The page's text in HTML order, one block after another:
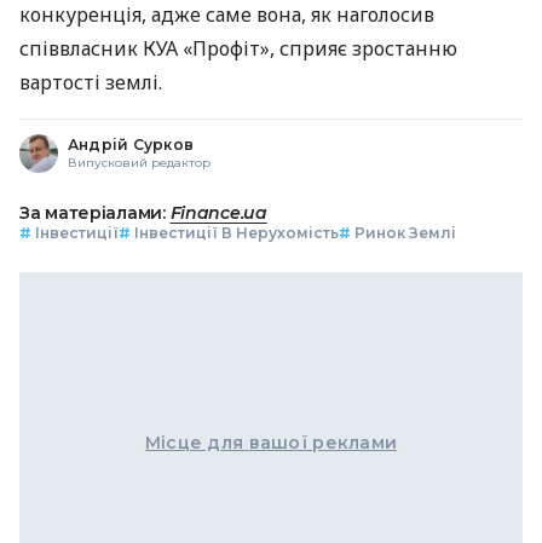
конкуренція, адже саме вона, як наголосив
співвласник КУА «Профіт», сприяє зростанню
вартості землі.
Андрій Сурков
Випусковий редактор
За матеріалами: Finance.ua
# Інвестиції# Інвестиції В Нерухомість# Ринок Землі
Місце для вашої реклами